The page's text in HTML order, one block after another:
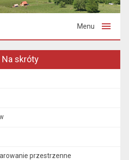
Menu
Na skróty
przestrzenne